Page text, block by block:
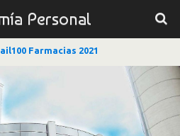
Personal
Farmacias 2021